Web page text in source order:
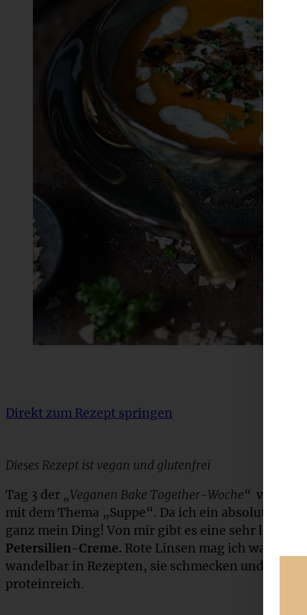
Direkt zum Rezept springen
Dieses Rezept ist vegan und glutenfrei
Tag 3 der „Veganen Bake Together-Woche“ von
mit dem Thema „Suppe“. Da ich ein absoluter
ganz mein Ding! Von mir gibt es eine sehr leckere
Petersilien-Creme. Rote Linsen mag ich
wandelbar in Rezepten, sie schmecken und sie
proteinreich.